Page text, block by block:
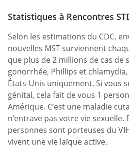
Statistiques à Rencontres
Selon les estimations du CDC,
nouvelles MST surviennent
que plus de 2 millions de cas de
gonorrhée, Phillips et
États-Unis uniquement. Si vous
génital, cela fait de vous 1
Amérique. C’est une maladie
n’entrave pas votre vie
personnes sont porteuses du
vivent une vie laïque active.